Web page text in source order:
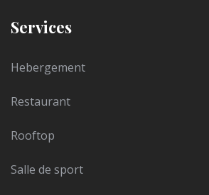
Services
Hebergement
Restaurant
Rooftop
Salle de sport